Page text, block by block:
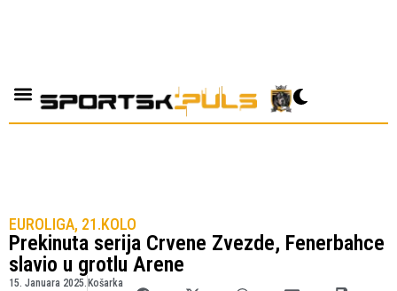
EUROLIGA, 21.KOLO
Prekinuta serija Crvene Zvezde, Fenerbahce
slavio u grotlu Arene
15. Januara 2025. Košarka